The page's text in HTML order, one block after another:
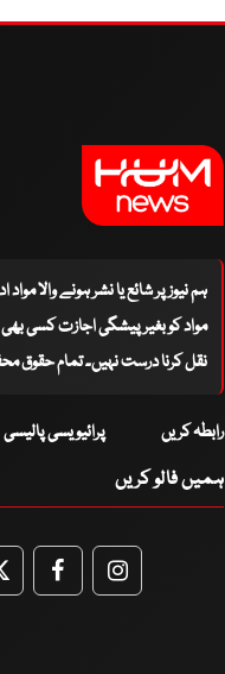
ہم نیوز پر شائع یا نشر ہونے والا
مواد کو بغیر پیشگی اجازت کسی
نقل کرنا درست نہیں۔ تمام حقوق
رابطہ کریں پرائیویسی پالیسی
ہمیں فالو کریں
TwitterFacebookFacebook